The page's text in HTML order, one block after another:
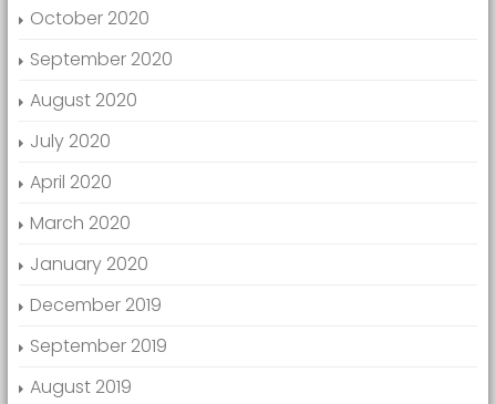
October 2020
September 2020
August 2020
July 2020
April 2020
March 2020
January 2020
December 2019
September 2019
August 2019